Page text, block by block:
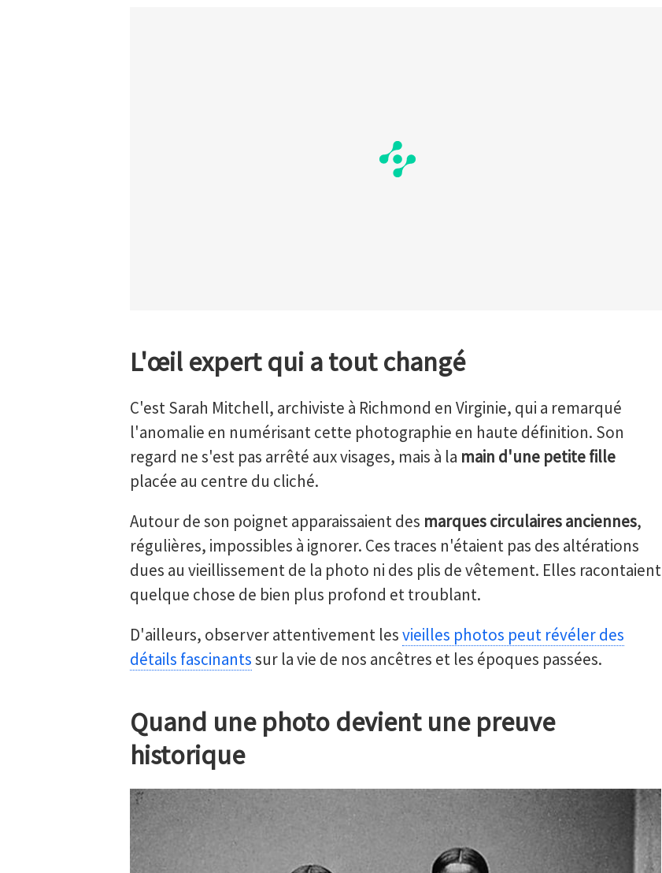
L'œil expert qui a tout changé
C'est Sarah Mitchell, archiviste à Richmond en Virginie, qui a remarqué
l'anomalie en numérisant cette photographie en haute définition. Son
regard ne s'est pas arrêté aux visages, mais à la main d'une petite fille
placée au centre du cliché.
Autour de son poignet apparaissaient des marques circulaires anciennes,
régulières, impossibles à ignorer. Ces traces n'étaient pas des altérations
dues au vieillissement de la photo ni des plis de vêtement. Elles racontaient
quelque chose de bien plus profond et troublant.
D'ailleurs, observer attentivement lesvieilles photos peut révéler des
détails fascinantssur la vie de nos ancêtres et les époques passées.
Quand une photo devient une preuve
historique